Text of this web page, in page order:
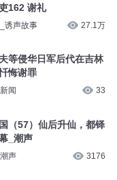
162 谢礼
诱声故事 27.1万
等侵华日军后代在吉林
悔谢罪
闻 33
（57）仙后升仙，都铎
_潮声
声 3176